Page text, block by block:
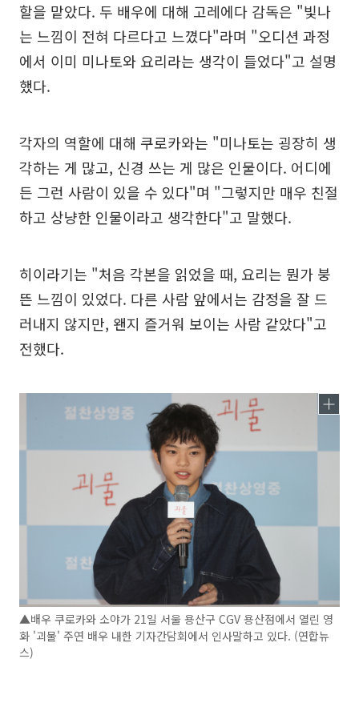
할을 맡았다. 두 배우에 대해 고레에다 감독은 "빛나
는 느낌이 전혀 다르다고 느꼈다"라며 "오디션 과정
에서 이미 미나토와 요리라는 생각이 들었다"고 설명
했다.
각자의 역할에 대해 쿠로카와는 "미나토는 굉장히 생
각하는 게 많고, 신경 쓰는 게 많은 인물이다. 어디에
든 그런 사람이 있을 수 있다"며 "그렇지만 매우 친절
하고 상냥한 인물이라고 생각한다"고 말했다.
히이라기는 "처음 각본을 읽었을 때, 요리는 뭔가 붕
뜬 느낌이 있었다. 다른 사람 앞에서는 감정을 잘 드
러내지 않지만, 왠지 즐거워 보이는 사람 같았다"고
전했다.
▲배우 쿠로카와 소야가 21일 서울 용산구 CGV 용산점에서 열린 영
화 '괴물' 주연 배우 내한 기자간담회에서 인사말하고 있다. (연합뉴
스)